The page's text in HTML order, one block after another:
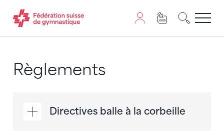
Règlements
Directives balle à la corbeille